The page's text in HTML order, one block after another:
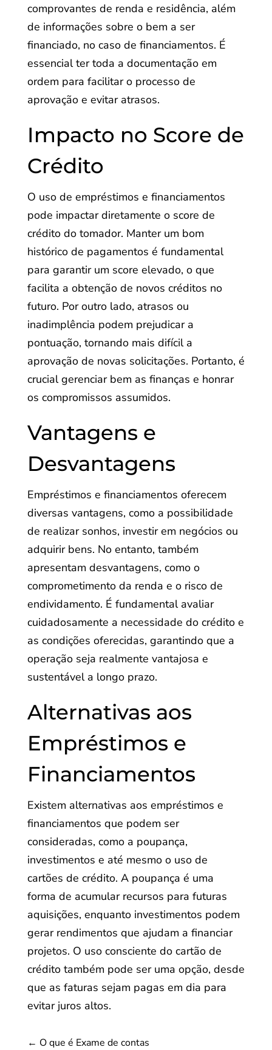
comprovantes de renda e residência, além
de informações sobre o bem a ser
financiado, no caso de financiamentos. É
essencial ter toda a documentação em
ordem para facilitar o processo de
aprovação e evitar atrasos.
Impacto no Score de
Crédito
O uso de empréstimos e financiamentos
pode impactar diretamente o score de
crédito do tomador. Manter um bom
histórico de pagamentos é fundamental
para garantir um score elevado, o que
facilita a obtenção de novos créditos no
futuro. Por outro lado, atrasos ou
inadimplência podem prejudicar a
pontuação, tornando mais difícil a
aprovação de novas solicitações. Portanto, é
crucial gerenciar bem as finanças e honrar
os compromissos assumidos.
Vantagens e
Desvantagens
Empréstimos e financiamentos oferecem
diversas vantagens, como a possibilidade
de realizar sonhos, investir em negócios ou
adquirir bens. No entanto, também
apresentam desvantagens, como o
comprometimento da renda e o risco de
endividamento. É fundamental avaliar
cuidadosamente a necessidade do crédito e
as condições oferecidas, garantindo que a
operação seja realmente vantajosa e
sustentável a longo prazo.
Alternativas aos
Empréstimos e
Financiamentos
Existem alternativas aos empréstimos e
financiamentos que podem ser
consideradas, como a poupança,
investimentos e até mesmo o uso de
cartões de crédito. A poupança é uma
forma de acumular recursos para futuras
aquisições, enquanto investimentos podem
gerar rendimentos que ajudam a financiar
projetos. O uso consciente do cartão de
crédito também pode ser uma opção, desde
que as faturas sejam pagas em dia para
evitar juros altos.
← O que é Exame de contas